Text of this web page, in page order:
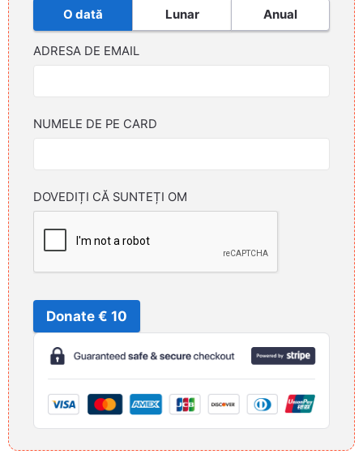
O dată Lunar Anual
ADRESA DE EMAIL
NUMELE DE PE CARD
DOVEDIȚI CĂ SUNTEȚI OM
Donate € 10